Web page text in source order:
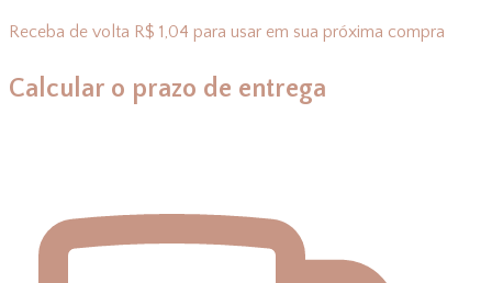
Receba de volta R$ 1,04 para usar em sua próxima compra
Calcular o prazo de entrega